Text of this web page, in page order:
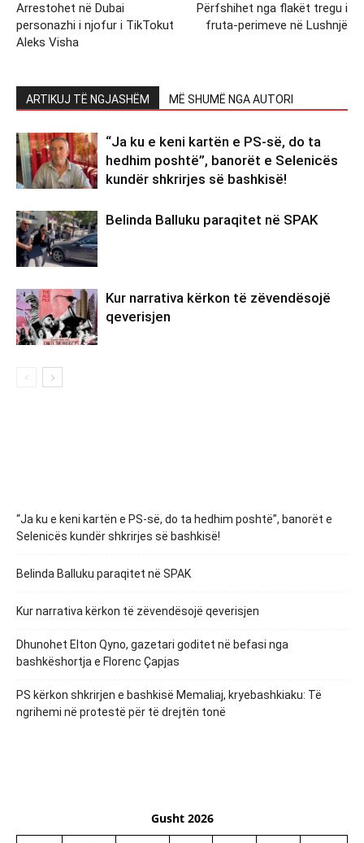
Arrestohet në Dubai
personazhi i njofur i TikTokut
Aleks Visha
Përfshihet nga flakët tregu i
fruta-perimeve në Lushnjë
ARTIKUJ TË NGJASHËM MË SHUMË NGA AUTORI
“Ja ku e keni kartën e PS-së, do ta
hedhim poshtë”, banorët e Selenicës
kundër shkrirjes së bashkisë!
Belinda Balluku paraqitet në SPAK
Kur narrativa kërkon të zëvendësojë
qeverisjen
“Ja ku e keni kartën e PS-së, do ta hedhim poshtë”, banorët e
Selenicës kundër shkrirjes së bashkisë!
Belinda Balluku paraqitet në SPAK
Kur narrativa kërkon të zëvendësojë qeverisjen
Dhunohet Elton Qyno, gazetari goditet në befasi nga
bashkëshortja e Florenc Çapjas
PS kërkon shkrirjen e bashkisë Memaliaj, kryebashkiaku: Të
ngrihemi në protestë për të drejtën tonë
Gusht 2026